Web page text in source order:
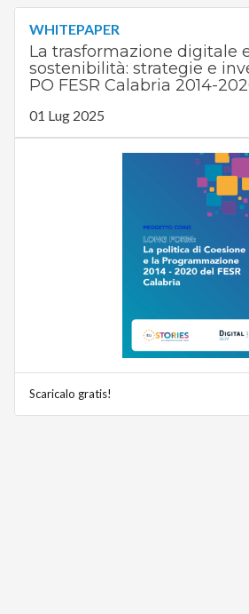
WHITEPAPER
La trasformazione digitale
sostenibilità: strategie e
PO FESR Calabria 2014-
01 Lug 2025
Scaricalo gratis!